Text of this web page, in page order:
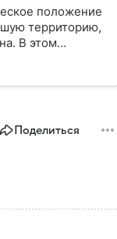
положение
территорию,
В этом
Поделиться